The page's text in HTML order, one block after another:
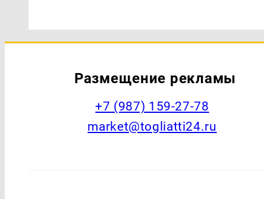
Размещение рекламы
+7 (987) 159-27-78
market@togliatti24.ru